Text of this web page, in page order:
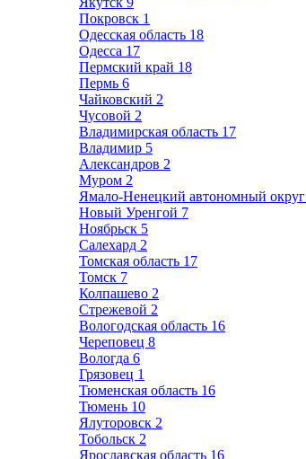
Покровск 1
Одесская область 18
Одесса 17
Пермский край 18
Пермь 6
Чайковский 2
Чусовой 2
Владимирская область 17
Владимир 5
Александров 2
Муром 2
Ямало-Ненецкий автономный округ
Новый Уренгой 7
Ноябрьск 5
Салехард 2
Томская область 17
Томск 7
Колпашево 2
Стрежевой 2
Вологодская область 16
Череповец 8
Вологда 6
Грязовец 1
Тюменская область 16
Тюмень 10
Ялуторовск 2
Тобольск 2
Ярославская область 16